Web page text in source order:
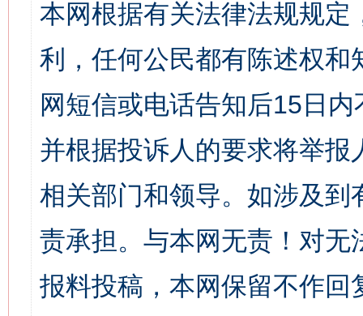
本网根据有关法律法规规
利，任何公民都有陈述权
网短信或电话告知后15日
并根据投诉人的要求将举
相关部门和领导。如涉及
责承担。与本网无责！对
报料投稿，本网保留不作